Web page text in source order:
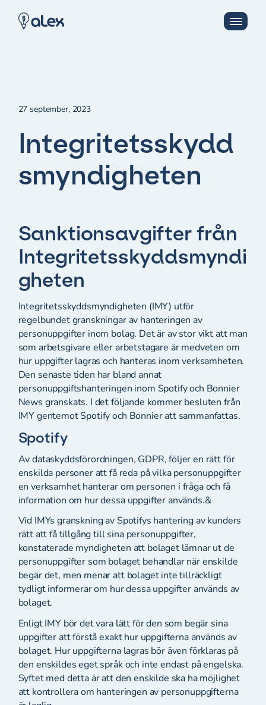
27 september, 2023
Integritetsskydd
smyndigheten
Sanktionsavgifter från
Integritetsskyddsmyndi
gheten
Integritetsskyddsmyndigheten (IMY) utför
regelbundet granskningar av hanteringen av
personuppgifter inom bolag. Det är av stor vikt att man
som arbetsgivare eller arbetstagare är medveten om
hur uppgifter lagras och hanteras inom verksamheten.
Den senaste tiden har bland annat
personuppgiftshanteringen inom Spotify och Bonnier
News granskats. I det följande kommer besluten från
IMY gentemot Spotify och Bonnier att sammanfattas.
Spotify
Av dataskyddsförordningen, GDPR, följer en rätt för
enskilda personer att få reda på vilka personuppgifter
en verksamhet hanterar om personen i fråga och få
information om hur dessa uppgifter används.&
Vid IMYs granskning av Spotifys hantering av kunders
rätt att få tillgång till sina personuppgifter,
konstaterade myndigheten att bolaget lämnar ut de
personuppgifter som bolaget behandlar när enskilde
begär det, men menar att bolaget inte tillräckligt
tydligt informerar om hur dessa uppgifter används av
bolaget.
Enligt IMY bör det vara lätt för den som begär sina
uppgifter att förstå exakt hur uppgifterna används av
bolaget. Hur uppgifterna lagras bör även förklaras på
den enskildes eget språk och inte endast på engelska.
Syftet med detta är att den enskilde ska ha möjlighet
att kontrollera om hanteringen av personuppgifterna